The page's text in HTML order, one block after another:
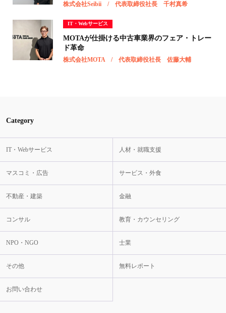
株式会社Seibii / 代表取締役社長 千村真希
IT・Webサービス
MOTAが仕掛ける中古車業界のフェア・トレー
ド革命
株式会社MOTA / 代表取締役社長 佐藤大輔
Category
IT・Webサービス 人材・就職支援
マスコミ・広告 サービス・外食
不動産・建築 金融
コンサル 教育・カウンセリング
NPO・NGO 士業
その他 無料レポート
お問い合わせ